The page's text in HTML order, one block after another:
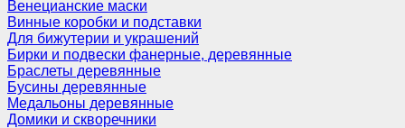
Венецианские маски
Винные коробки и подставки
Для бижутерии и украшений
Бирки и подвески фанерные, деревянные
Браслеты деревянные
Бусины деревянные
Медальоны деревянные
Домики и скворечники